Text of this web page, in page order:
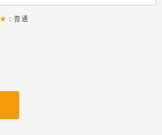
：普通